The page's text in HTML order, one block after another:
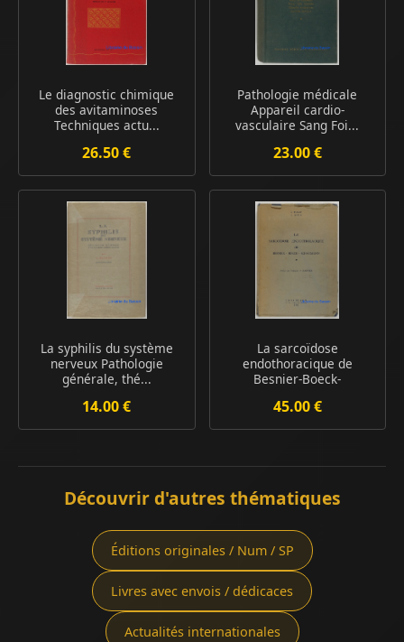
Le diagnostic chimique
des avitaminoses
Techniques actu...
26.50 €
Pathologie médicale
Appareil cardio-
vasculaire Sang Foi...
23.00 €
La syphilis du système
nerveux Pathologie
générale, thé...
14.00 €
La sarcoïdose
endothoracique de
Besnier-Boeck-
45.00 €
Découvrir d'autres thématiques
Éditions originales / Num / SP
Livres avec envois / dédicaces
Actualités internationales